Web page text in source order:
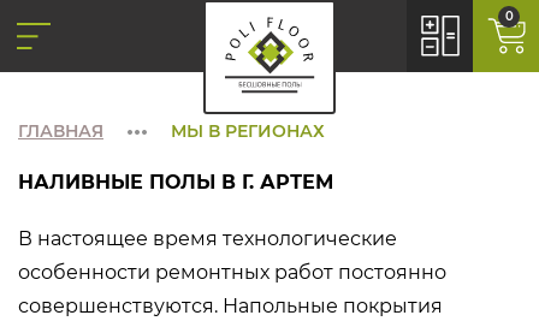
0
ГЛАВНАЯ МЫ В РЕГИОНАХ
НАЛИВНЫЕ ПОЛЫ В Г. АРТЕМ
В настоящее время технологические
особенности ремонтных работ постоянно
совершенствуются. Напольные покрытия